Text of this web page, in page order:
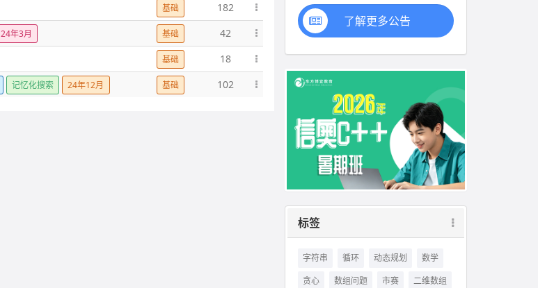
基础
182
24年3月 基础
42
基础
18
记忆化搜索 24年12月 基础 102
了解更多公告
标签
字符串 循环 动态规划
数学
贪心
数组问题 市赛 二维数组